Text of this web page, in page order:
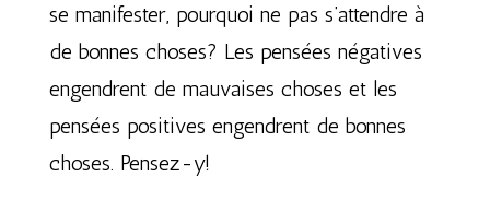
se manifester, pourquoi ne pas s’attendre à
de bonnes choses? Les pensées négatives
engendrent de mauvaises choses et les
pensées positives engendrent de bonnes
choses. Pensez-y!